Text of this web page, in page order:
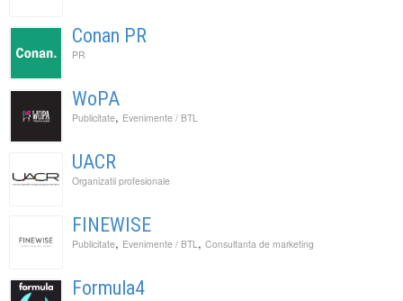
Conan PR
PR
WoPA
Publicitate, Evenimente / BTL
UACR
Organizatii profesionale
FINEWISE
Publicitate, Evenimente / BTL, Consultanta de marketing
Formula4